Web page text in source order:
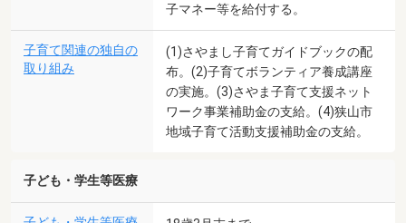
子マネー等を給付する。
子育て関連の独自の
取り組み
(1)さやまし子育てガイドブックの配
布。(2)子育てボランティア養成講座
の実施。(3)さやま子育て支援ネット
ワーク事業補助金の支給。(4)狭山市
地域子育て活動支援補助金の支給。
子ども・学生等医療